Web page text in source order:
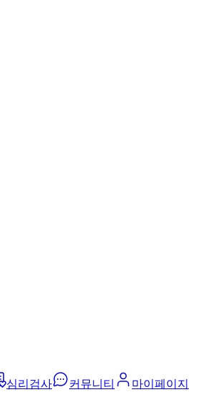
심리검사 커뮤니티
마이페이지